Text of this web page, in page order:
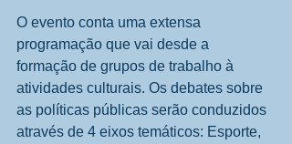
O evento conta uma extensa
programação que vai desde a
formação de grupos de trabalho à
atividades culturais. Os debates sobre
as políticas públicas serão conduzidos
através de 4 eixos temáticos: Esporte,